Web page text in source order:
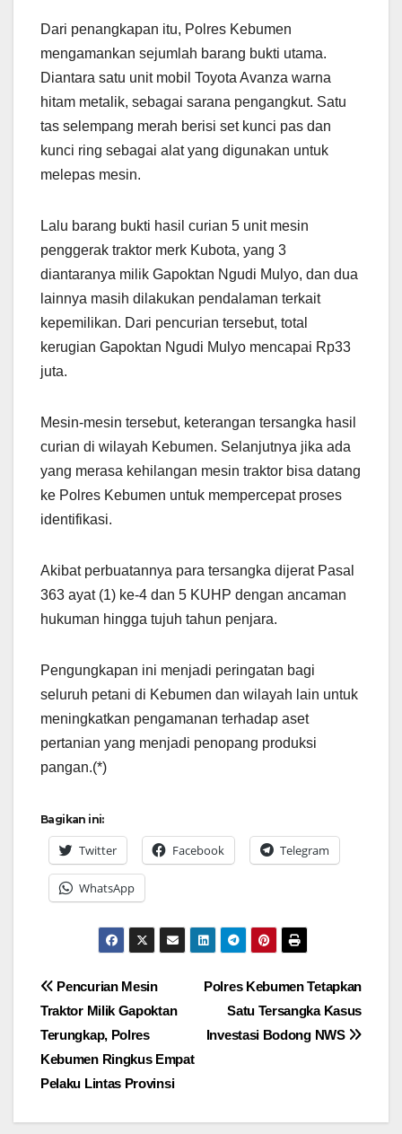
Dari penangkapan itu, Polres Kebumen
mengamankan sejumlah barang bukti utama.
Diantara satu unit mobil Toyota Avanza warna
hitam metalik, sebagai sarana pengangkut. Satu
tas selempang merah berisi set kunci pas dan
kunci ring sebagai alat yang digunakan untuk
melepas mesin.
Lalu barang bukti hasil curian 5 unit mesin
penggerak traktor merk Kubota, yang 3
diantaranya milik Gapoktan Ngudi Mulyo, dan dua
lainnya masih dilakukan pendalaman terkait
kepemilikan. Dari pencurian tersebut, total
kerugian Gapoktan Ngudi Mulyo mencapai Rp33
juta.
Mesin-mesin tersebut, keterangan tersangka hasil
curian di wilayah Kebumen. Selanjutnya jika ada
yang merasa kehilangan mesin traktor bisa datang
ke Polres Kebumen untuk mempercepat proses
identifikasi.
Akibat perbuatannya para tersangka dijerat Pasal
363 ayat (1) ke-4 dan 5 KUHP dengan ancaman
hukuman hingga tujuh tahun penjara.
Pengungkapan ini menjadi peringatan bagi
seluruh petani di Kebumen dan wilayah lain untuk
meningkatkan pengamanan terhadap aset
pertanian yang menjadi penopang produksi
pangan.(*)
Bagikan ini:
Twitter Facebook Telegram
WhatsApp
Navigasi
pos
Polres Kebumen Tetapkan
Satu Tersangka Kasus
Investasi Bodong NWS
Pencurian Mesin
Traktor Milik Gapoktan
Terungkap, Polres
Kebumen Ringkus Empat
Pelaku Lintas Provinsi